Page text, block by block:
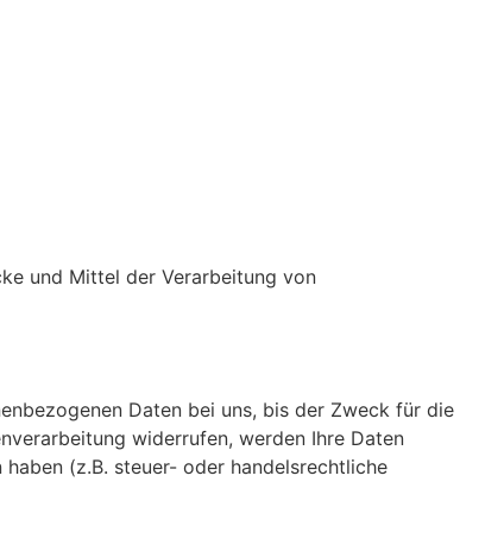
und Mittel der Verarbeitung von
Daten bei uns, bis der Zweck für die
widerrufen, werden Ihre Daten
(z.B. steuer- oder handelsrechtliche